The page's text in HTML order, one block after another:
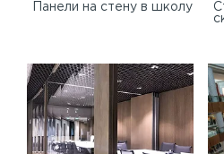
Панели на стену в школу